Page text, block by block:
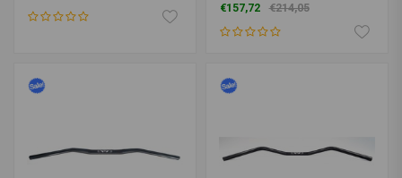
€157,72 €214,05